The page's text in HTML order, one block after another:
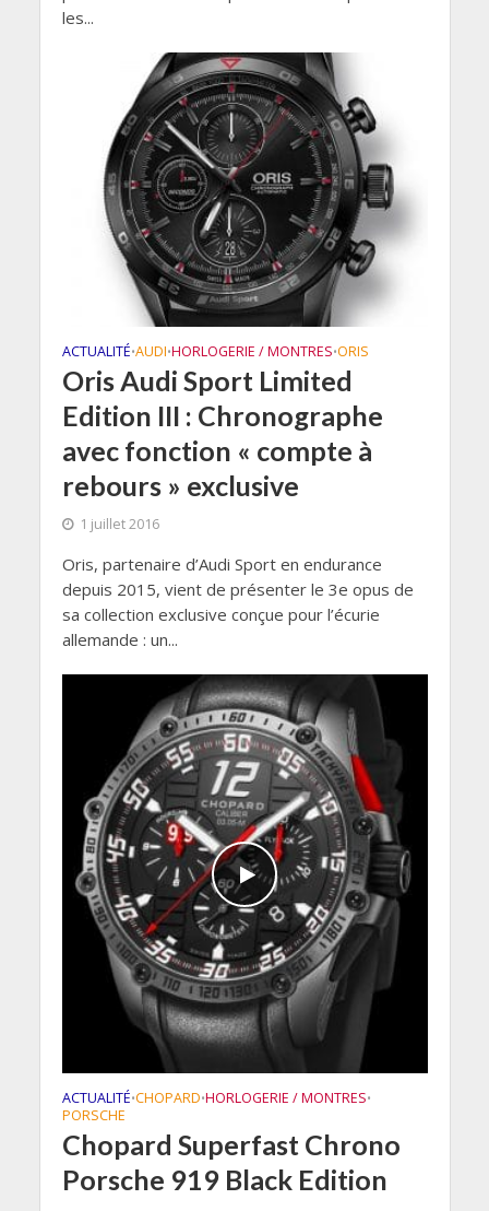
les...
ACTUALITÉ•AUDI•HORLOGERIE / MONTRES•ORIS
Oris Audi Sport Limited
Edition III : Chronographe
avec fonction « compte à
rebours » exclusive
1 juillet 2016
Oris, partenaire d’Audi Sport en endurance
depuis 2015, vient de présenter le 3e opus de
sa collection exclusive conçue pour l’écurie
allemande : un...
ACTUALITÉ•CHOPARD•HORLOGERIE / MONTRES•
PORSCHE
Chopard Superfast Chrono
Porsche 919 Black Edition